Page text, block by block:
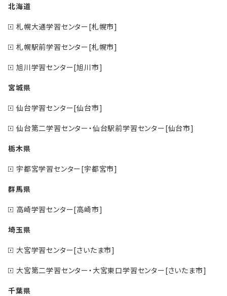
北海道
札幌大通学習センター[札幌市]
札幌駅前学習センター[札幌市]
旭川学習センター[旭川市]
宮城県
仙台学習センター[仙台市]
仙台第二学習センター・仙台駅前学習センター[仙台市]
栃木県
宇都宮学習センター[宇都宮市]
群馬県
高崎学習センター[高崎市]
埼玉県
大宮学習センター[さいたま市]
大宮第二学習センター・大宮東口学習センター[さいたま市]
千葉県